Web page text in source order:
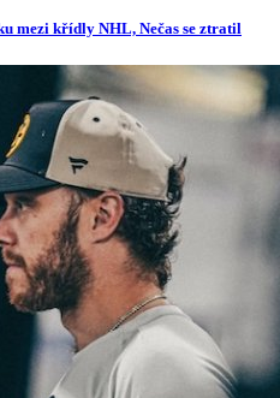
mezi křídly NHL, Nečas se ztratil